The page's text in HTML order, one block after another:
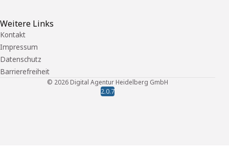
Weitere Links
Kontakt
Impressum
Datenschutz
Barrierefreiheit
© 2026 Digital Agentur Heidelberg GmbH
2.0.7